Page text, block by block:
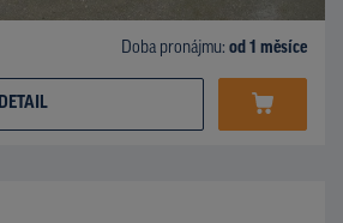
Doba pronájmu: od 1 měsíce
DETAIL